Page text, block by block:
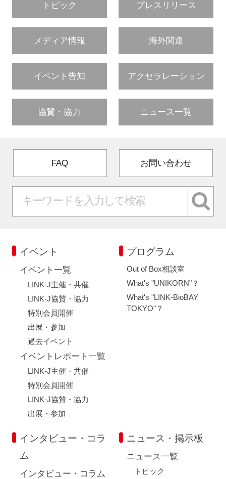
トピック プレスリリース
メディア情報 海外関連
イベント告知 アクセラレーション
協賛・協力 ニュース一覧
FAQ お問い合わせ
イベント
イベント一覧
LINK-J主催・共催
LINK-J協賛・協力
特別会員開催
出展・参加
過去イベント
イベントレポート一覧
LINK-J主催・共催
特別会員開催
LINK-J協賛・協力
出展・参加
プログラム
Out of Box相談室
What's "UNIKORN"？
What's "LINK-BioBAY
TOKYO"？
インタビュー・コラ
ム
インタビュー・コラム
ニュース・掲示板
ニュース一覧
トピック